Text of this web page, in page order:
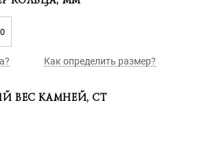
Как определить размер?
ВЕС КАМНЕЙ, CT